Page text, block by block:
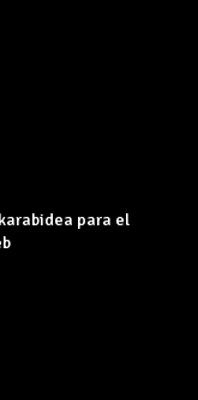
para el